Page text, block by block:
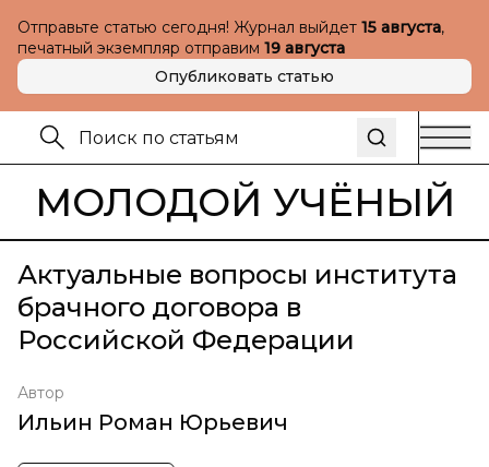
Отправьте статью сегодня! Журнал выйдет 15 августа,
печатный экземпляр отправим 19 августа
Опубликовать статью
МОЛОДОЙ УЧЁНЫЙ
Актуальные вопросы института
брачного договора в
Российской Федерации
Автор
Ильин Роман Юрьевич